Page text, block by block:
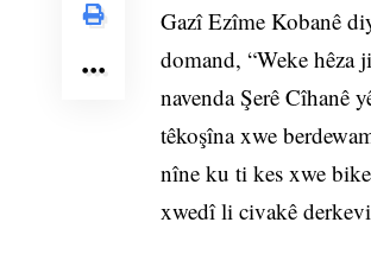
Gazî Ezîme Kobanê
domand, “Weke hêza
navenda Şerê Cîhanê
têkoşîna xwe
nîne ku ti kes xwe
xwedî li civakê